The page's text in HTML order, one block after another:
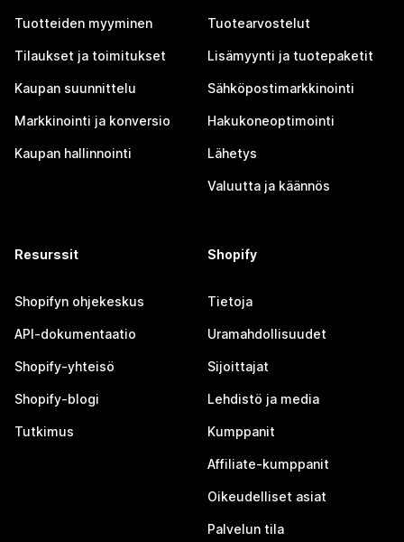
Tuotteiden myyminen
Tilaukset ja toimitukset
Kaupan suunnittelu
Markkinointi ja konversio
Kaupan hallinnointi
Tuotearvostelut
Lisämyynti ja tuotepaketit
Sähköpostimarkkinointi
Hakukoneoptimointi
Lähetys
Valuutta ja käännös
Resurssit
Shopifyn ohjekeskus
API-dokumentaatio
Shopify-yhteisö
Shopify-blogi
Tutkimus
Shopify
Tietoja
Uramahdollisuudet
Sijoittajat
Lehdistö ja media
Kumppanit
Affiliate-kumppanit
Oikeudelliset asiat
Palvelun tila